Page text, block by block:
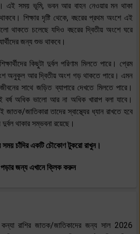
এই সময় ভূমি, ভবন আর বাহন নেওয়ার মন থাকা
শিক্ষার দৃষ্টি থেকে, বছরের প্রথম অংশে এই
থাকতে চলেছে যদিও বছরের দ্বিতীয় অংশে ঘরে
জন্য শুভ থাকবে।
কিছুটা দুর্বল পরিণাম মিলতে পারে। প্রেম
অনুকূল আর দ্বিতীয় অংশ গড় থাকতে পারে। এমন
সাথে জড়িত ব্যাপারে দেখতে মিলতে পারে।
বর্ষ অধিক ভালো আর না অধিক খারাপ বলা যাবে।
জাতিকারা তাদের স্বাস্থ্যের ধ্যান রাখতে হবে
থাকার সম্ভবনা রয়েছে।
চাঁদির একটি চৌকোণ টুকরো রাখুন।
পড়ার জন্য এখানে ক্লিক করুন
রাশির জাতক/জাতিকাদের জন্য সাল 2026